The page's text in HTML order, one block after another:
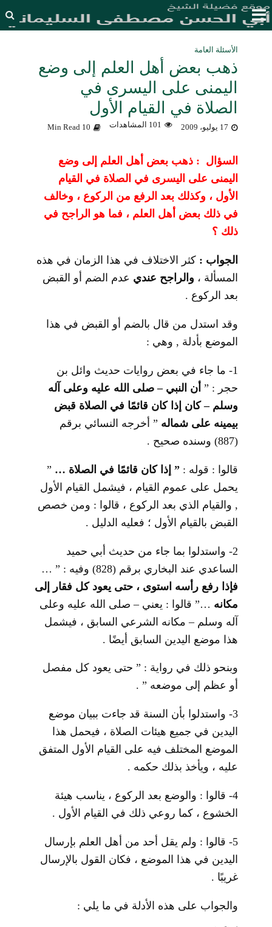
الأسئلة العامة
ذهب بعض أهل العلم إلى وضع
اليمنى على اليسرى في
الصلاة في القيام الأول
17 يوليو، 2009 101 المشاهدات 10 Min Read
السؤال : ذهب بعض أهل العلم إلى وضع
اليمنى على اليسرى في الصلاة في القيام
الأول ، وكذلك بعد الرفع من الركوع ، وخالف
في ذلك بعض أهل العلم ، فما هو الراجح في
ذلك ؟
الجواب : كثر الاختلاف في هذا الزمان في هذه
المسألة ، والراجح عندي عدم الضم أو القبض
بعد الركوع .
وقد استدل من قال بالضم أو القبض في هذا
الموضع بأدلة , وهي :
1- ما جاء في بعض روايات حديث وائل بن
حجر : ” أن النبي – صلى الله عليه وعلى آله
وسلم – كان إذا كان قائمًا في الصلاة قبض
بيمينه على شماله ” أخرجه النسائي برقم
(887) وسنده صحيح .
قالوا : قوله :” إذا كان قائمًا في الصلاة … ”
يحمل على عموم القيام ، فيشمل القيام الأول
, والقيام الذي بعد الركوع ، قالوا : ومن خصص
القبض بالقيام الأول ؛ فعليه الدليل .
2- واستدلوا بما جاء من حديث أبي حميد
الساعدي عند البخاري برقم (828) وفيه : ” …
فإذا رفع رأسه استوى ، حتى يعود كل فقار إلى
مكانه …” قالوا : يعني – صلى الله عليه وعلى
آله وسلم – مكانه الشرعي السابق ، فيشمل
هذا موضع اليدين السابق أيضًا .
وبنحو ذلك في رواية : ” حتى يعود كل مفصل
أو عظم إلى موضعه ” .
3- واستدلوا بأن السنة قد جاءت ببيان موضع
اليدين في جميع هيئات الصلاة ، فيحمل هذا
الموضع المختلف فيه على القيام الأول المتفق
عليه ، ويأخذ بذلك حكمه .
4- قالوا : والوضع بعد الركوع ، يناسب هيئة
الخشوع ، كما روعي ذلك في القيام الأول .
5- قالوا : ولم يقل أحد من أهل العلم بإرسال
اليدين في هذا الموضع ، فكان القول بالإرسال
غريبًا .
والجواب على هذه الأدلة في ما يلي :